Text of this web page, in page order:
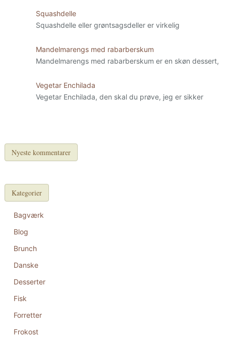
Squashdelle
Squashdelle eller grøntsagsdeller er virkelig
Mandelmarengs med rabarberskum
Mandelmarengs med rabarberskum er en skøn dessert,
Vegetar Enchilada
Vegetar Enchilada, den skal du prøve, jeg er sikker
Nyeste kommentarer
Kategorier
Bagværk
Blog
Brunch
Danske
Desserter
Fisk
Forretter
Frokost